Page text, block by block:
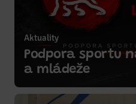
Aktuality
Podpora sportu
a mládeže
Zobrazit více